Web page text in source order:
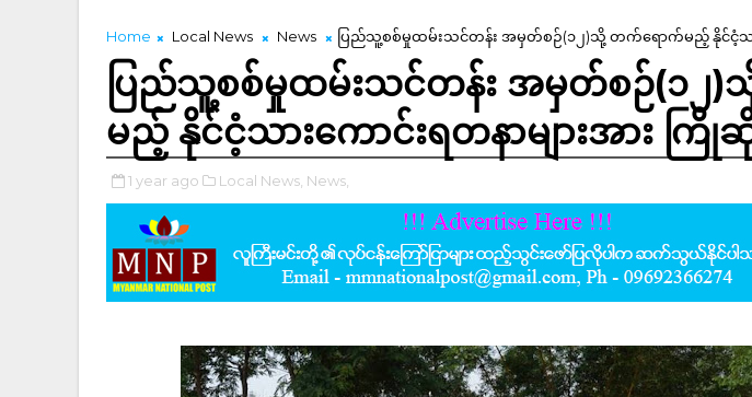
Home Local News News ပြည်သူ့စစ်မှုထမ်းသင်တန်း အမှတ်စဉ်(၁၂)သို့ တက်ရောက်မည့် နိုင်ငံ့သာ
ပြည်သူ့စစ်မှုထမ်းသင်တန်း အမှတ်စဉ်(၁၂
မည့် နိုင်ငံ့သားကောင်းရတနာများအား ကြို
1 year ago Local News, News,